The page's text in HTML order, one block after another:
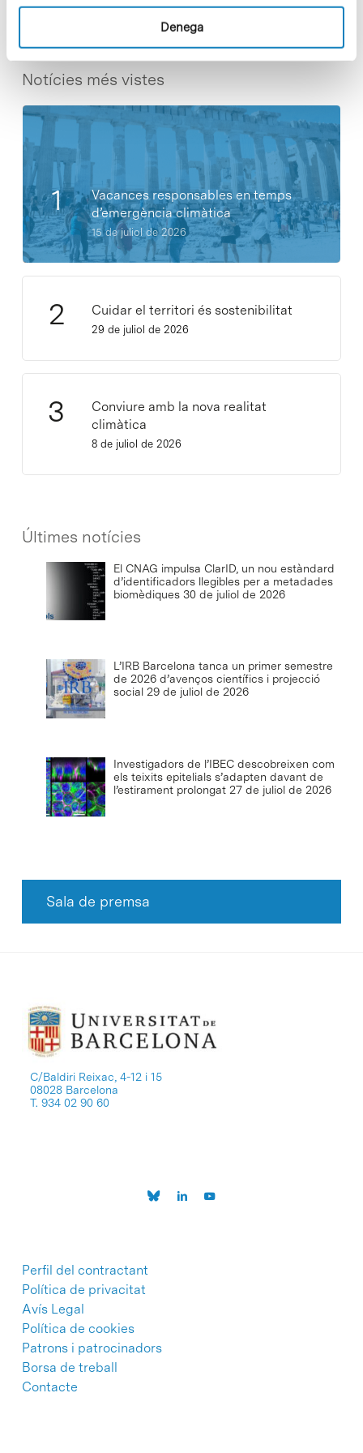
Denega
Notícies més vistes
Vacances responsables en temps
d’emergència climàtica
15 de juliol de 2026
Cuidar el territori és sostenibilitat
29 de juliol de 2026
Conviure amb la nova realitat
climàtica
8 de juliol de 2026
Últimes notícies
El CNAG impulsa ClarID, un nou estàndard
d’identificadors llegibles per a metadades
biomèdiques 30 de juliol de 2026
L’IRB Barcelona tanca un primer semestre
de 2026 d’avenços científics i projecció
social 29 de juliol de 2026
Investigadors de l’IBEC descobreixen com
els teixits epitelials s’adapten davant de
l’estirament prolongat 27 de juliol de 2026
Sala de premsa
C/Baldiri Reixac, 4-12 i 15
08028 Barcelona
T. 934 02 90 60
Perfil del contractant
Política de privacitat
Avís Legal
Política de cookies
Patrons i patrocinadors
Borsa de treball
Contacte